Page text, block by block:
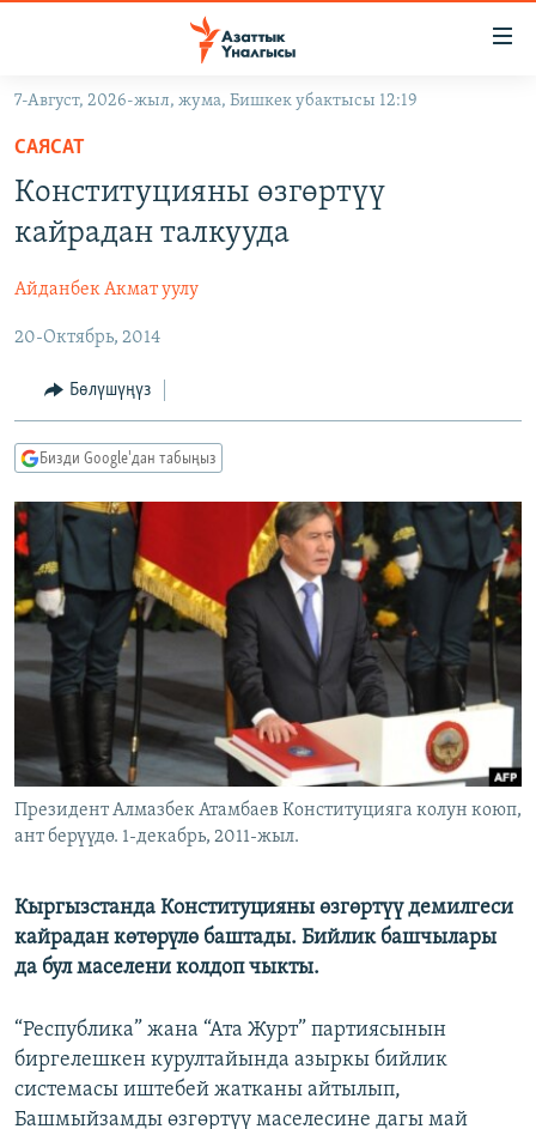
Навигацияга
өтүңүз
Издөөгө
салыңыз
ЭКОНОМИКА
МАДАНИЯТ
БОРБОР АЗИЯ
УКРАИНА
АТАЙЫН ИЛИКТӨӨ
ТВ ПРОГРАММАЛАР
БҮГҮН АЗАТТЫКТА
БИЗ ЖАНА ДҮЙНӨ
ДАНИСТЕ
ЭЖЕ-СИҢДИЛЕР
АЗАТТЫК+
ЫҢГАЙСЫЗ СУРООЛОР
ПОДКАСТ
ӨЗГӨЧӨ ПИКИР
ОНЛАЙН ШЕРИНЕ
ЭЕ/АРнун бардык сайттары
7-Август, 2026-жыл, жума, Бишкек убактысы 12:19
САЯСАТ
Конституцияны өзгөртүү
кайрадан талкууда
Айданбек Акмат уулу
20-Октябрь, 2014
Бөлүшүңүз
Бизди Google'дан табыңыз
Президент Алмазбек Атамбаев Конституцияга колун коюп,
ант берүүдө. 1-декабрь, 2011-жыл.
Кыргызстанда Конституцияны өзгөртүү демилгеси
кайрадан көтөрүлө баштады. Бийлик башчылары
да бул маселени колдоп чыкты.
“Республика” жана “Ата Журт” партиясынын
биргелешкен курултайында азыркы бийлик
системасы иштебей жатканы айтылып,
Башмыйзамды өзгөртүү маселесине дагы май